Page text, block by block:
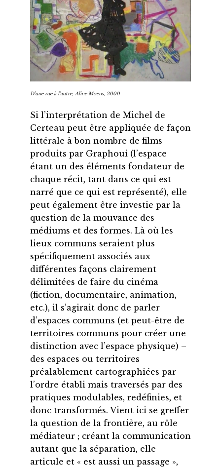
D’une rue à l’autre, Aline Moens, 2000
Si l’interprétation de Michel de
Certeau peut être appliquée de façon
littérale à bon nombre de films
produits par Graphoui (l’espace
étant un des éléments fondateur de
chaque récit, tant dans ce qui est
narré que ce qui est représenté), elle
peut également être investie par la
question de la mouvance des
médiums et des formes. Là où les
lieux communs seraient plus
spécifiquement associés aux
différentes façons clairement
délimitées de faire du cinéma
(fiction, documentaire, animation,
etc.), il s’agirait donc de parler
d’espaces communs (et peut-être de
territoires communs pour créer une
distinction avec l’espace physique) –
des espaces ou territoires
préalablement cartographiées par
l’ordre établi mais traversés par des
pratiques modulables, redéfinies, et
donc transformés. Vient ici se greffer
la question de la frontière, au rôle
médiateur ; créant la communication
autant que la séparation, elle
articule et « est aussi un passage »,